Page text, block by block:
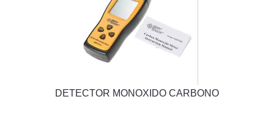
DETECTOR MONOXIDO CARBONO